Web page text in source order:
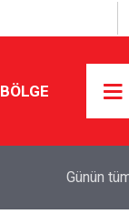
BÖLGE
Diyarbakır’da
Günün